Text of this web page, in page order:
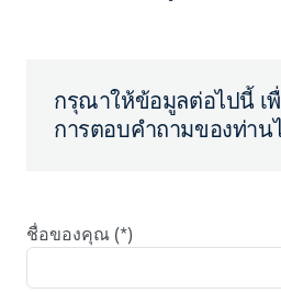
กรุณาให้ข้อมูลต่อไปนี้ เ
การตอบคำถามของท่าน
ชื่อของคุณ